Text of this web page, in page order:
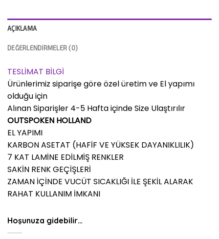
AÇIKLAMA
DEĞERLENDIRMELER (0)
TESLİMAT BİLGİ
Ürünlerimiz siparişe göre özel üretim ve El yapımı
olduğu için
Alınan Siparişler 4-5 Hafta içinde Size Ulaştırılır
OUTSPOKEN HOLLAND
EL YAPIMI
KARBON ASETAT (HAFİF VE YÜKSEK DAYANIKLILIK)
7 KAT LAMİNE EDİLMİŞ RENKLER
SAKİN RENK GEÇİŞLERİ
ZAMAN İÇİNDE VUCÜT SICAKLIĞI İLE ŞEKİL ALARAK
RAHAT KULLANIM İMKANI
Hoşunuza gidebilir…